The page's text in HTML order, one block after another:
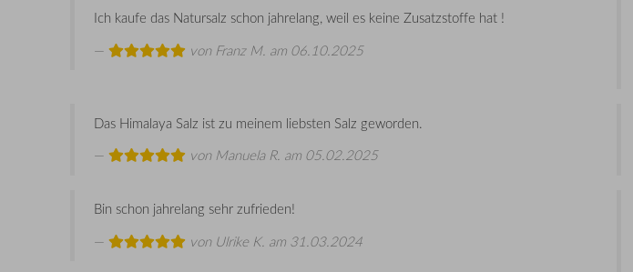
Ich kaufe das Natursalz schon jahrelang, weil es keine Zusatzstoffe hat !
von Franz M. am 06.10.2025
Das Himalaya Salz ist zu meinem liebsten Salz geworden.
von Manuela R. am 05.02.2025
Bin schon jahrelang sehr zufrieden!
von Ulrike K. am 31.03.2024